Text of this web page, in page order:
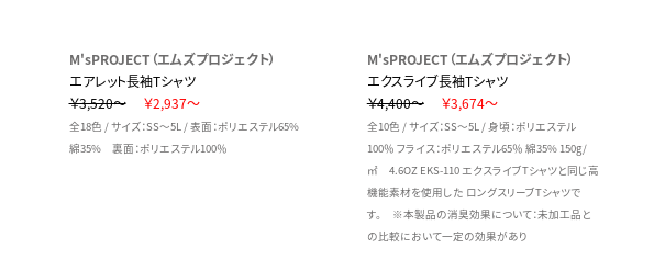
M'sPROJECT（エムズプロジェクト）
エアレット長袖Tシャツ
￥3,520～
￥2,937～
全18色 / サイズ：SS～5L / 表面：ポリエステル65%
綿35% 裏面：ポリエステル100％
M'sPROJECT（エムズプロジェクト）
エクスライブ長袖Tシャツ
￥4,400～
￥3,674～
全10色 / サイズ：SS～5L / 身頃：ポリエステル
100％ フライス：ポリエステル65％ 綿35% 150g/
㎡ 4.6OZ EKS-110 エクスライブTシャツと同じ高
機能素材を使用した ロングスリーブTシャツで
す。 ※本製品の消臭効果について：未加工品と
の比較において一定の効果があり